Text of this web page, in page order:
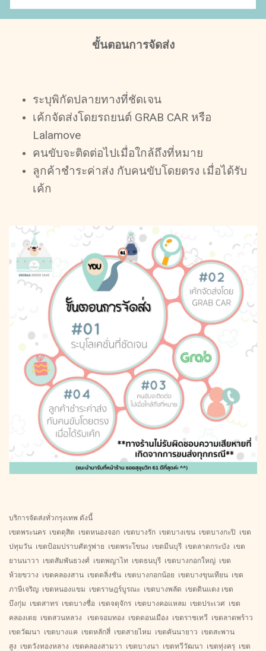
ขั้นตอนการจัดส่ง
ระบุพิกัดปลายทางที่ชัดเจน
เค้กจัดส่งโดยรถยนต์ GRAB CAR หรือ
Lalamove
คนขับจะติดต่อไปเมื่อใกล้ถึงที่หมาย
ลูกค้าชําระค่าส่ง กับคนขับโดยตรง เมื่อได้รับ
เค้ก
บริการจัดส่งทั่วกรุงเทพ ดังนี้
เขตพระนคร เขตดุสิต เขตหนองจอก เขตบางรัก เขตบางเขน เขตบางกะปิ เขต
ปทุมวัน เขตป้อมปราบศัตรูพ่าย เขตพระโขนง เขตมีนบุรี เขตลาดกระบัง เขต
ยานนาวา เขตสัมพันธวงศ์ เขตพญาไท เขตธนบุรี เขตบางกอกใหญ่ เขต
ห้วยขวาง เขตคลองสาน เขตตลิ่งชัน เขตบางกอกน้อย เขตบางขุนเทียน เขต
ภาษีเจริญ เขตหนองแขม เขตราษฎร์บูรณะ เขตบางพลัด เขตดินแดง เขต
บึงกุ่ม เขตสาทร เขตบางซื่อ เขตจตุจักร เขตบางคอแหลม เขตประเวศ เขต
คลองเตย เขตสวนหลวง เขตจอมทอง เขตดอนเมือง เขตราชเทวี เขตลาดพร้าว
เขตวัฒนา เขตบางแค เขตหลักสี่ เขตสายไหม เขตคันนายาว เขตสะพาน
สูง เขตวังทองหลาง เขตคลองสามวา เขตบางนา เขตทวีวัฒนา เขตทุ่งครุ เขต